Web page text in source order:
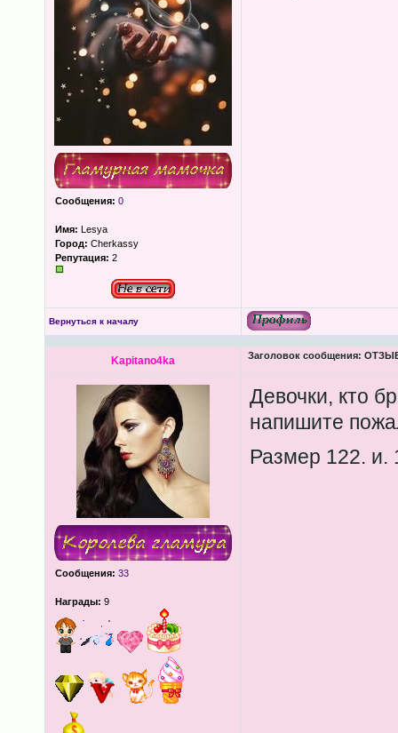
Сообщения: 0
Имя: Lesya
Город: Cherkassy
Репутация: 2
Вернуться к началу
Kapitano4ka Заголовок сообщения:
Сообщения: 33
Награды: 9
Девочки, кто
напишите
Размер 122. и.